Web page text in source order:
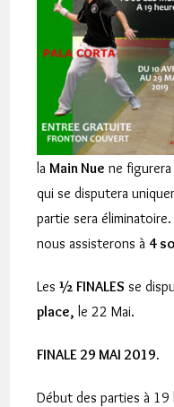
laMain Nue ne
qui se disputera
partie sera
nous assisterons à 4
Les½ FINALES se
place, le 22 Mai.
FINALE 29 MAI 2019.
Début des parties à